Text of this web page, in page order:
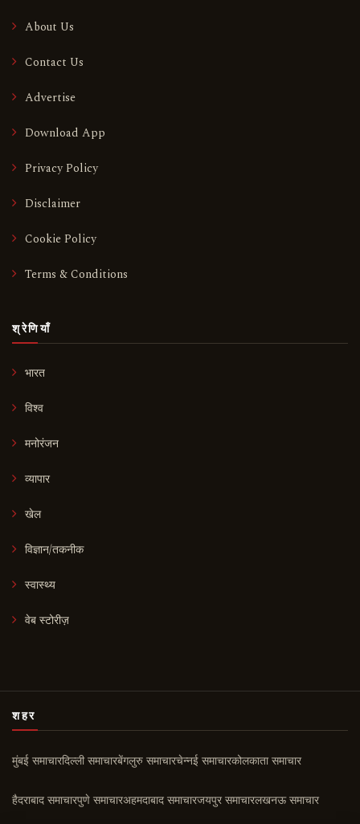
About Us
Contact Us
Advertise
Download App
Privacy Policy
Disclaimer
Cookie Policy
Terms & Conditions
श्रेणियाँ
भारत
विश्व
मनोरंजन
व्यापार
खेल
विज्ञान/तकनीक
स्वास्थ्य
वेब स्टोरीज़
शहर
मुंबई समाचारदिल्ली समाचारबेंगलुरु समाचारचेन्नई समाचारकोलकाता समाचार
हैदराबाद समाचारपुणे समाचारअहमदाबाद समाचारजयपुर समाचारलखनऊ समाचार